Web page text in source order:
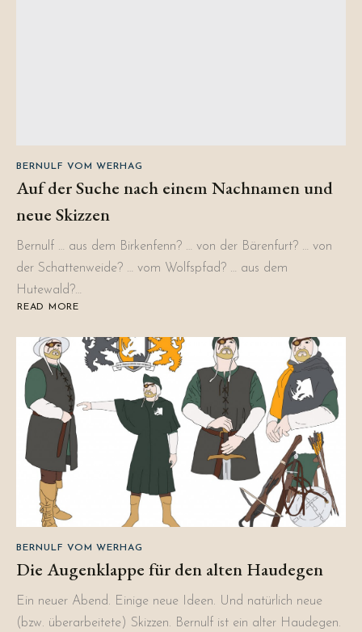
BERNULF VOM WERHAG
Auf der Suche nach einem Nachnamen und
neue Skizzen
Bernulf … aus dem Birkenfenn? … von der Bärenfurt? … von
der Schattenweide? … vom Wolfspfad? … aus dem
Hutewald?…
READ MORE
ABOUT
SUCHE
NACH
EINEM
NACHNAMEN
UND
NEUE
SKIZZEN
BERNULF VOM WERHAG
Die Augenklappe für den alten Haudegen
Ein neuer Abend. Einige neue Ideen. Und natürlich neue
(bzw. überarbeitete) Skizzen. Bernulf ist ein alter Haudegen.